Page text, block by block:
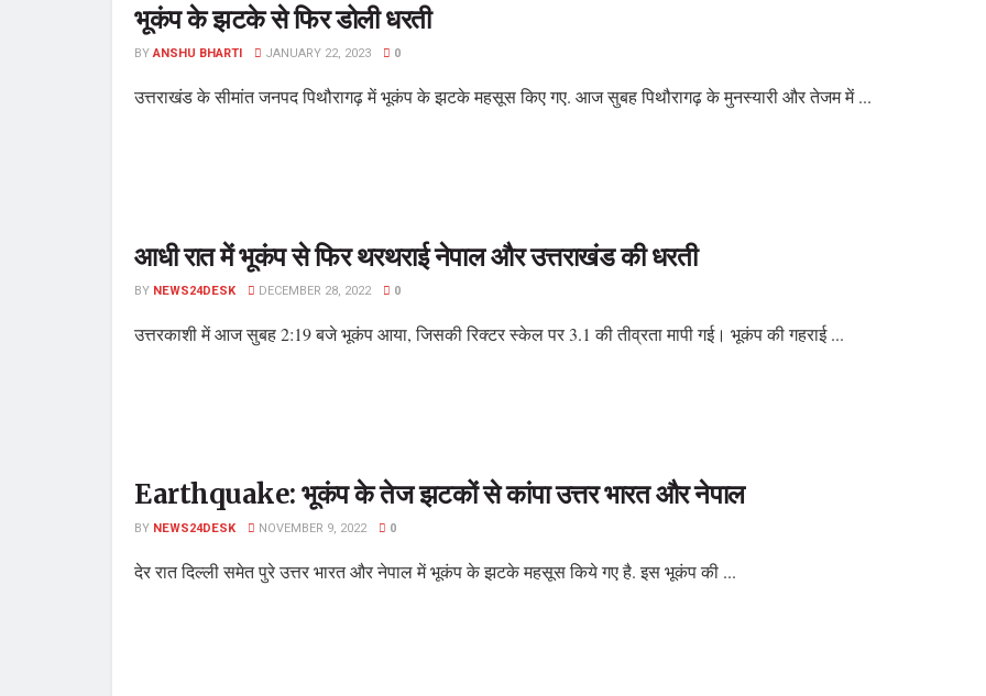
भूकंप के झटके से फिर डोली धरती
BYANSHU BHARTI JANUARY 22, 2023 0
उत्तराखंड के सीमांत जनपद पिथौरागढ़ में भूकंप के झटके महसूस किए गए. आज सुबह पिथौरागढ़ के मुनस्यारी और तेजम में ...
आधी रात में भूकंप से फिर थरथराई नेपाल और उत्तराखंड की धरती
BY NEWS24DESK DECEMBER 28, 2022 0
उत्तरकाशी में आज सुबह 2:19 बजे भूकंप आया, जिसकी रिक्टर स्केल पर 3.1 की तीव्रता मापी गई। भूकंप की गहराई ...
Earthquake: भूकंप के तेज झटकों से कांपा उत्तर भारत और नेपाल
BY NEWS24DESK NOVEMBER 9, 2022 0
देर रात दिल्ली समेत पुरे उत्तर भारत और नेपाल में भूकंप के झटके महसूस किये गए है. इस भूकंप की ...